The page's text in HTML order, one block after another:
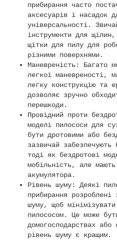
прибирання часто
аксесуарів і насадок
універсальності.
інструменти для
щітки для пилу для
різними поверхнями.
Маневреність: Багато
легкої маневреності,
легку конструкцію та
дозволяє зручно
перешкоди.
Провідний проти
моделі пилососи для
бути дротовими або
зазвичай забезпечують
тоді як бездротові
мобільність, але
акумулятора.
Рівень шуму: Деякі
прибирання розроблені
шуму, щоб
пилососом. Це може
домогосподарствах
рівень шуму є кращим.